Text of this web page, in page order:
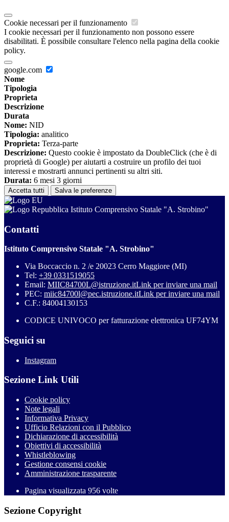
Cookie necessari per il funzionamento
I cookie necessari per il funzionamento non possono essere
disabilitati. È possibile consultare l'elenco nella pagina della cookie
policy.
google.com
Nome
Tipologia
Proprieta
Descrizione
Durata
Nome: NID
Tipologia: analitico
Proprieta: Terza-parte
Descrizione: Questo cookie è impostato da DoubleClick (che è di
proprietà di Google) per aiutarti a costruire un profilo dei tuoi
interessi e mostrarti annunci pertinenti su altri siti.
Durata: 6 mesi 3 giorni
Accetta tutti Salva le preferenze
Istituto Comprensivo Statale "A. Strobino"
Contatti
Istituto Comprensivo Statale "A. Strobino"
Via Boccaccio n. 2 /e 20023 Cerro Maggiore (MI)
Tel: +39 0331519055
Email: MIIC84700L@istruzione.itLink per inviare una mail
PEC: miic84700l@pec.istruzione.itLink per inviare una mail
C.F.: 84004130153
CODICE UNIVOCO per fatturazione elettronica UF74YM
Seguici su
Instagram
Sezione Link Utili
Cookie policy
Note legali
Informativa Privacy
Ufficio Relazioni con il Pubblico
Dichiarazione di accessibilità
Obiettivi di accessibilità
Whistleblowing
Gestione consensi cookie
Amministrazione trasparente
Pagina visualizzata 956 volte
Sezione Copyright